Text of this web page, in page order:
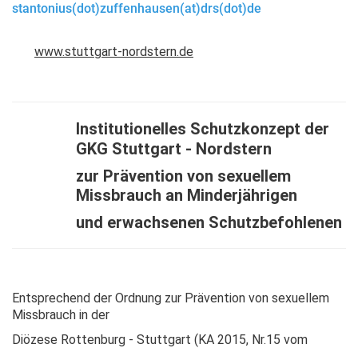
stantonius(dot)zuffenhausen(at)drs(dot)de
www.stuttgart-nordstern.de
Institutionelles Schutzkonzept der
GKG Stuttgart - Nordstern
zur Prävention von sexuellem
Missbrauch an Minderjährigen
und erwachsenen Schutzbefohlenen
Entsprechend der Ordnung zur Prävention von sexuellem
Missbrauch in der
Diözese Rottenburg - Stuttgart (KA 2015, Nr.15 vom